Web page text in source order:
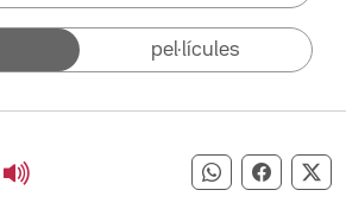
pel·lícules
Compartir